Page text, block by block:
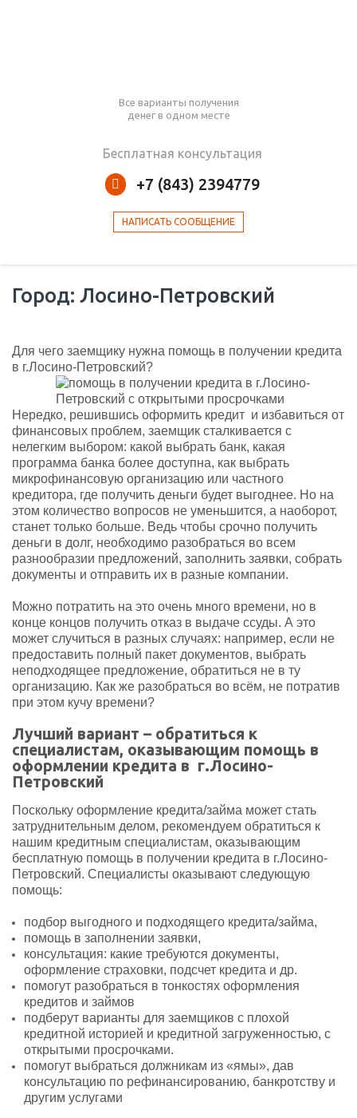
Все варианты получения
денег в одном месте
Бесплатная консультация
+7 (843) 2394779
НАПИСАТЬ СООБЩЕНИЕ
Город: Лосино-Петровский
Для чего заемщику нужна помощь в получении кредита
в г.Лосино-Петровский?
Нередко, решившись оформить кредит и избавиться от
финансовых проблем, заемщик сталкивается с
нелегким выбором: какой выбрать банк, какая
программа банка более доступна, как выбрать
микрофинансовую организацию или частного
кредитора, где получить деньги будет выгоднее. Но на
этом количество вопросов не уменьшится, а наоборот,
станет только больше. Ведь чтобы срочно получить
деньги в долг, необходимо разобраться во всем
разнообразии предложений, заполнить заявки, собрать
документы и отправить их в разные компании.
Можно потратить на это очень много времени, но в
конце концов получить отказ в выдаче ссуды. А это
может случиться в разных случаях: например, если не
предоставить полный пакет документов, выбрать
неподходящее предложение, обратиться не в ту
организацию. Как же разобраться во всём, не потратив
при этом кучу времени?
Лучший вариант – обратиться к
специалистам, оказывающим помощь в
оформлении кредита в г.Лосино-
Петровский
Поскольку оформление кредита/займа может стать
затруднительным делом, рекомендуем обратиться к
нашим кредитным специалистам, оказывающим
бесплатную помощь в получении кредита в г.Лосино-
Петровский. Специалисты оказывают следующую
помощь:
подбор выгодного и подходящего кредита/займа,
помощь в заполнении заявки,
консультация: какие требуются документы,
оформление страховки, подсчет кредита и др.
помогут разобраться в тонкостях оформления
кредитов и займов
подберут варианты для заемщиков с плохой
кредитной историей и кредитной загруженностью, с
открытыми просрочками.
помогут выбраться должникам из «ямы», дав
консультацию по рефинансированию, банкротству и
другим услугами